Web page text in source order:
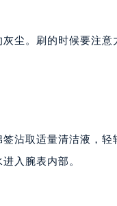
尘。刷的时候要注意
沾取适量清洁液，
入腕表内部。